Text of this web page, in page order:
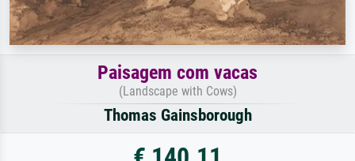
Paisagem com vacas
(Landscape with Cows)
Thomas Gainsborough